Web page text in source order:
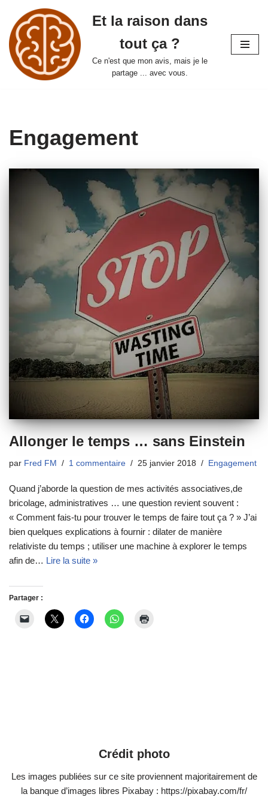
Aller
au
contenu
Et la raison dans
tout ça ?
Ce n'est que mon avis, mais je le
partage ... avec vous.
Engagement
Allonger le temps … sans Einstein
par Fred FM 1 commentaire 25 janvier 2018 Engagement
Quand j’aborde la question de mes activités associatives,de
bricolage, administratives … une question revient souvent :
« Comment fais-tu pour trouver le temps de faire tout ça ? » J’ai
bien quelques explications à fournir : dilater de manière
relativiste du temps ; utiliser une machine à explorer le temps
afin de… Lire la suite »
Partager :
Crédit photo
Les images publiées sur ce site proviennent majoritairement de
la banque d’images libres Pixabay : https://pixabay.com/fr/